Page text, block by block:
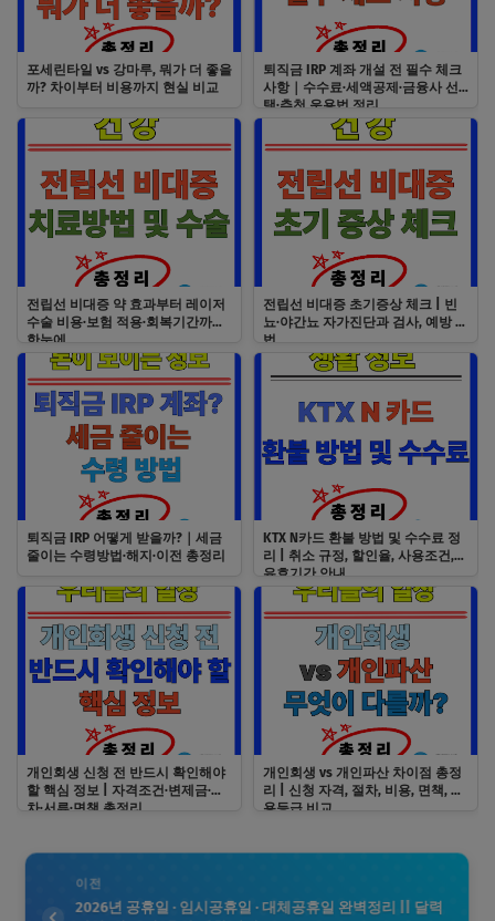
포세린타일 vs 강마루, 뭐가 더 좋을
까? 차이부터 비용까지 현실 비교
퇴직금 IRP 계좌 개설 전 필수 체크
사항｜수수료·세액공제·금융사 선
택·추천 운용법 정리
전립선 비대증 약 효과부터 레이저
수술 비용·보험 적용·회복기간까지
한눈에
전립선 비대증 초기증상 체크 | 빈
뇨·야간뇨 자가진단과 검사, 예방 방
법
퇴직금 IRP 어떻게 받을까?｜세금
줄이는 수령방법·해지·이전 총정리
KTX N카드 환불 방법 및 수수료 정
리 | 취소 규정, 할인율, 사용조건,
유효기간 안내
개인회생 신청 전 반드시 확인해야
할 핵심 정보 | 자격조건·변제금·절
차·서류·면책 총정리
개인회생 vs 개인파산 차이점 총정
리 | 신청 자격, 절차, 비용, 면책, 신
용등급 비교
이전
2026년 공휴일 · 임시공휴일 · 대체공휴일 완벽정리 || 달력